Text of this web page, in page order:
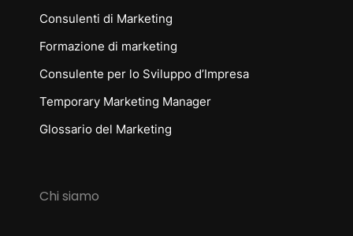
Consulenti di Marketing
Formazione di marketing
Consulente per lo Sviluppo d’Impresa
Temporary Marketing Manager
Glossario del Marketing
Chi siamo